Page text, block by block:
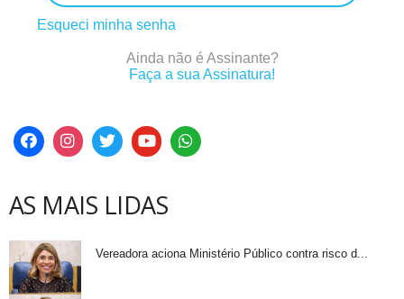
Esqueci minha senha
Ainda não é Assinante?
Faça a sua Assinatura!
AS MAIS LIDAS
Vereadora aciona Ministério Público contra risco d...